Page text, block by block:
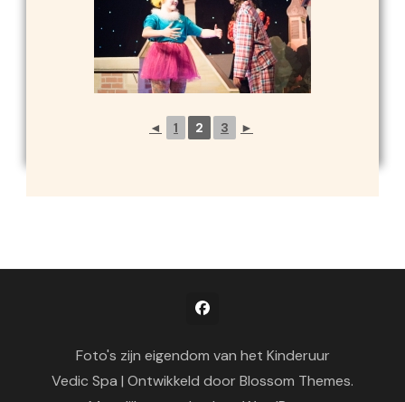
◄ 1 2 3 ►
Foto's zijn eigendom van het Kinderuur
Vedic Spa | Ontwikkeld door Blossom Themes.